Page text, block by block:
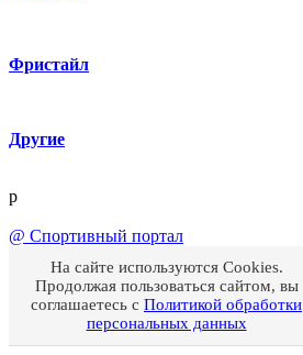
Фристайл
Другие
p
@ Спортивный портал
На сайте используются Cookies.
Продолжая пользоваться сайтом, вы
соглашаетесь с Политикой обработки
персональных данных